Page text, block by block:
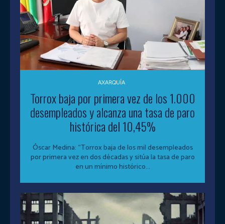
AXARQUÍA
Torrox baja por primera vez de los 1.000
desempleados y alcanza una tasa de paro
histórica del 10,45%
Óscar Medina: “Torrox baja de los mil desempleados
por primera vez en dos décadas y sitúa la tasa de paro
en un mínimo histórico...